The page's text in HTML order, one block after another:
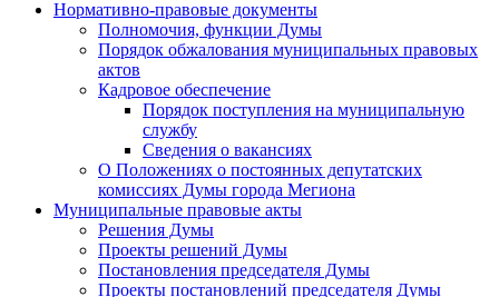
Нормативно-правовые документы
Полномочия, функции Думы
Порядок обжалования муниципальных правовых
актов
Кадровое обеспечение
Порядок поступления на муниципальную
службу
Сведения о вакансиях
О Положениях о постоянных депутатских
комиссиях Думы города Мегиона
Муниципальные правовые акты
Решения Думы
Проекты решений Думы
Постановления председателя Думы
Проекты постановлений председателя Думы